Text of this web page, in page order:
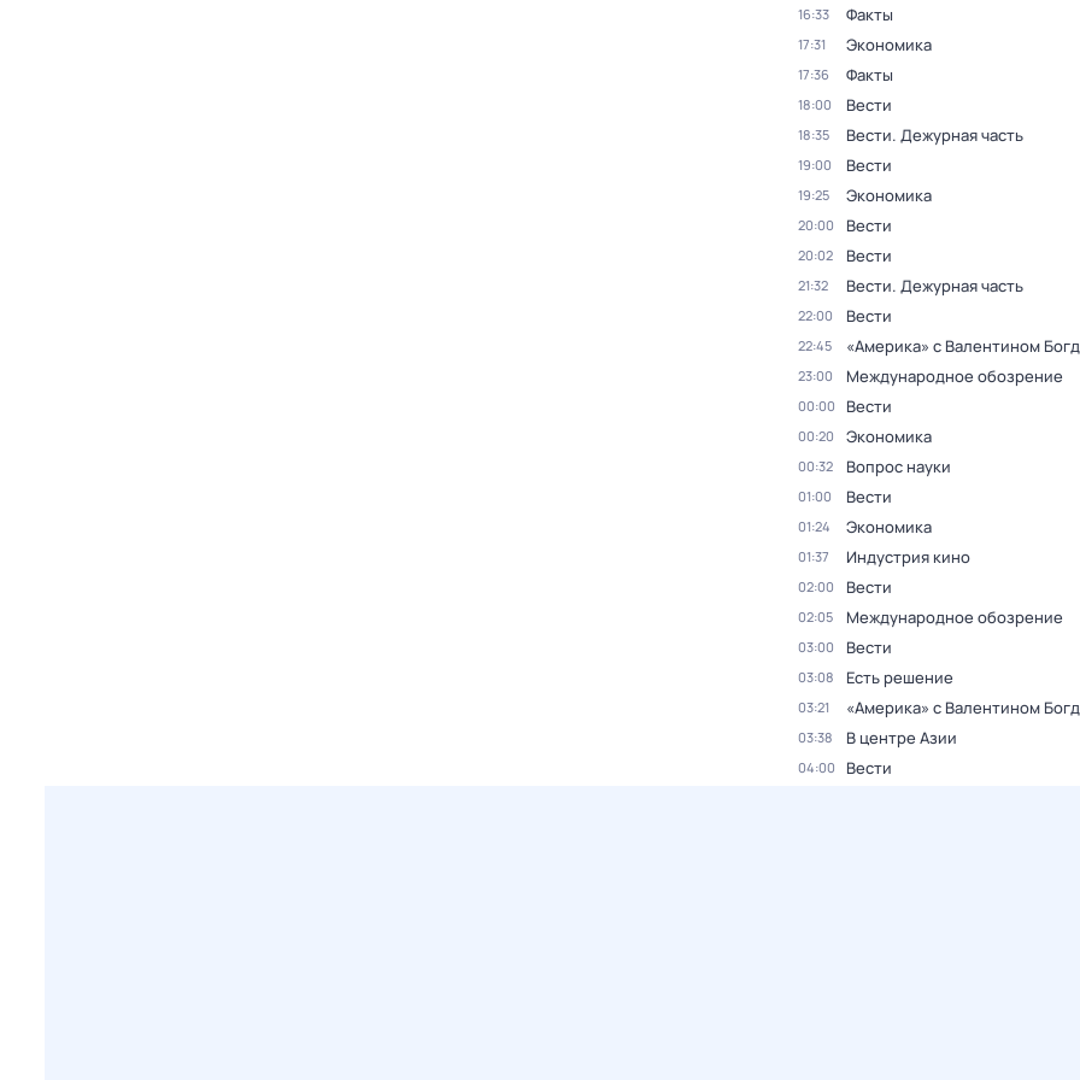
16:33 Факты
17:31 Экономика
17:36 Факты
18:00 Вести
18:35 Вести. Дежурная часть
19:00 Вести
19:25 Экономика
20:00 Вести
20:02 Вести
21:32 Вести. Дежурная часть
22:00 Вести
22:45 «Америка» с Валентином
23:00 Международное обозрение
00:00 Вести
00:20 Экономика
00:32 Вопрос науки
01:00 Вести
01:24 Экономика
01:37 Индустрия кино
02:00 Вести
02:05 Международное обозрение
03:00 Вести
03:08 Есть решение
03:21 «Америка» с Валентином
03:38 В центре Азии
04:00 Вести